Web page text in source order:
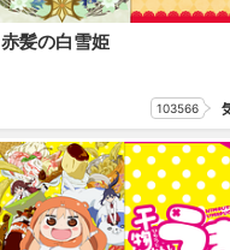
赤髪の白雪姫
103566